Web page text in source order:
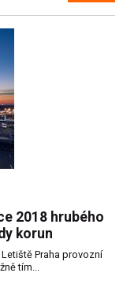
2018 hrubého
korun
Praha provozní
tím...